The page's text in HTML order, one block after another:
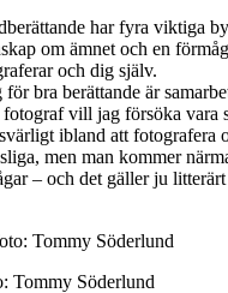
har fyra viktiga
om ämnet och en
och dig själv.
bra berättande är
vill jag försöka vara
ibland att fotografera
men man kommer
– och det gäller ju litterärt
Tommy Söderlund